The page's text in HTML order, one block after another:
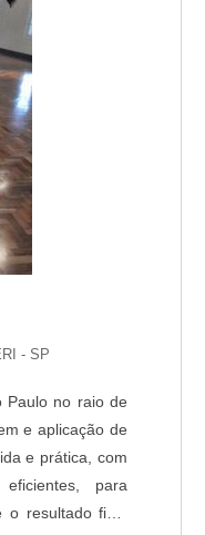
- SP
Paulo no raio de
e aplicação de
e prática, com
para
resultado final